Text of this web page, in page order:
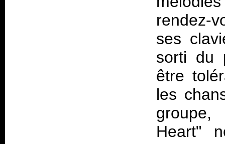
rendez-
ses
sorti du
être
les
groupe,
Heart"